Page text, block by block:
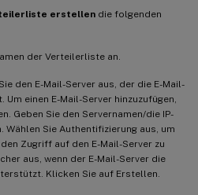
erstellen die folgenden
der Verteilerliste an.
den E-Mail-Server aus, der die E-Mail-
Um einen E-Mail-Server hinzuzufügen,
Geben Sie den Servernamen/die IP-
Wählen Sie Authentifizierung aus, um
Zugriff auf den E-Mail-Server zu
aus, wenn der E-Mail-Server die
Klicken Sie auf Erstellen.